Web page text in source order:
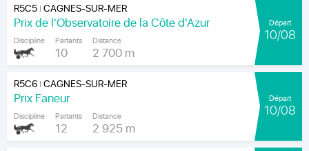
R5C5|CAGNES-SUR-MER
Prix de l'Observatoire de la Côte d'Azur
Discipline Partants
10
Distance
2 700 m
Départ
10/08
R5C6|CAGNES-SUR-MER
Prix Faneur
Discipline Partants
12
Distance
2 925 m
Départ
10/08